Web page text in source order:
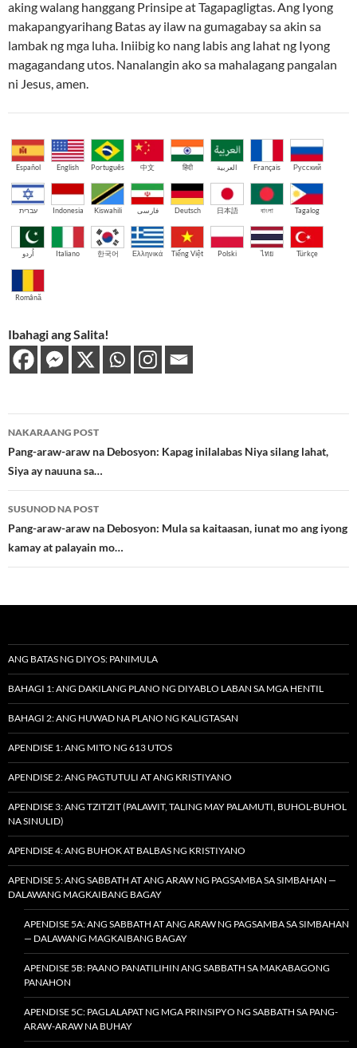
aking walang hanggang Prinsipe at Tagapagligtas. Ang Iyong
makapangyarihang Batas ay ilaw na gumagabay sa akin sa
lambak ng mga luha. Iniibig ko nang labis ang lahat ng Iyong
magagandang utos. Nanalangin ako sa mahalagang pangalan
ni Jesus, amen.
Español English Português 中文 हिंदी العربية Français Русский
עברית Indonesia Kiswahili فارسی Deutsch 日本語 বাংলা Tagalog
اُردو Italiano 한국어 Ελληνικά Tiếng Việt Polski ไทย Türkçe
Română
Ibahagi ang Salita!
Post
navigation
NAKARAANG POST
Pang-araw-araw na Debosyon: Kapag inilalabas Niya silang lahat,
Siya ay nauuna sa…
SUSUNOD NA POST
Pang-araw-araw na Debosyon: Mula sa kaitaasan, iunat mo ang iyong
kamay at palayain mo…
ANG BATAS NG DIYOS: PANIMULA
BAHAGI 1: ANG DAKILANG PLANO NG DIYABLO LABAN SA MGA HENTIL
BAHAGI 2: ANG HUWAD NA PLANO NG KALIGTASAN
APENDISE 1: ANG MITO NG 613 UTOS
APENDISE 2: ANG PAGTUTULI AT ANG KRISTIYANO
APENDISE 3: ANG TZITZIT (PALAWIT, TALING MAY PALAMUTI, BUHOL-BUHOL
NA SINULID)
APENDISE 4: ANG BUHOK AT BALBAS NG KRISTIYANO
APENDISE 5: ANG SABBATH AT ANG ARAW NG PAGSAMBA SA SIMBAHAN —
DALAWANG MAGKAIBANG BAGAY
APENDISE 5A: ANG SABBATH AT ANG ARAW NG PAGSAMBA SA SIMBAHAN
— DALAWANG MAGKAIBANG BAGAY
APENDISE 5B: PAANO PANATILIHIN ANG SABBATH SA MAKABAGONG
PANAHON
APENDISE 5C: PAGLALAPAT NG MGA PRINSIPYO NG SABBATH SA PANG-
ARAW-ARAW NA BUHAY